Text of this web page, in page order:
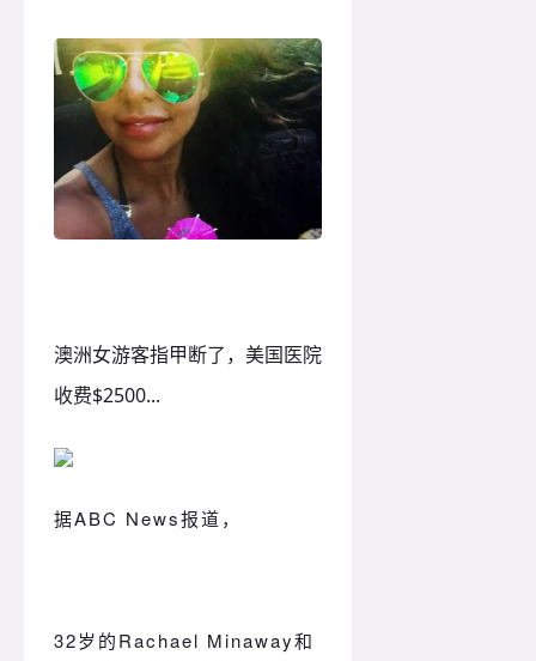
澳洲女游客指甲断了，美国医院
收费$2500...
据ABC News报道，
32岁的Rachael Minaway和